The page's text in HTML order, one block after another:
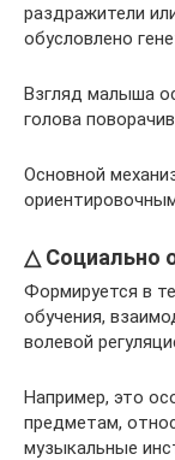
раздражители
обусловлено
Взгляд малыша
голова
Основной
△ Социально
Формируется в
обучения,
волевой
Например, это
предметам,
музыкальные